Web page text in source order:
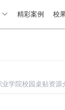
精彩案例 校
学院校园桌贴资源